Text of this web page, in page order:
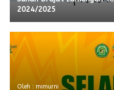
2024/2025
Oleh : mimurni